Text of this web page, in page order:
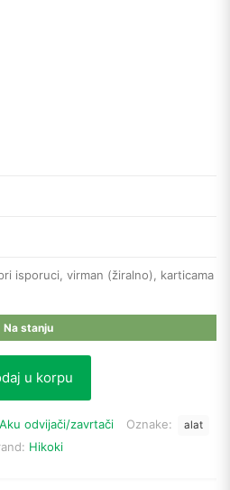
isporuci, virman (žiralno), karticama
Na stanju
u korpu
Aku odvijači/zavrtači Oznake:
alat
Hikoki